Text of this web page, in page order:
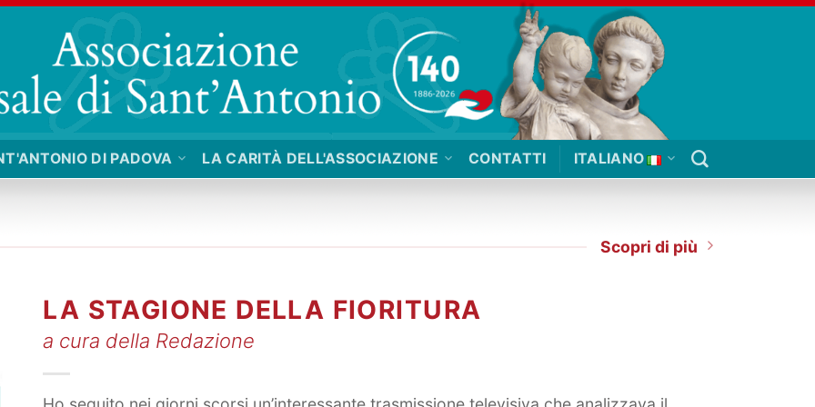
DI PADOVA LA CARITÀ DELL'ASSOCIAZIONE CONTATTI ITALIANO
Scopri di più
LA STAGIONE DELLA FIORITURA
a cura della Redazione